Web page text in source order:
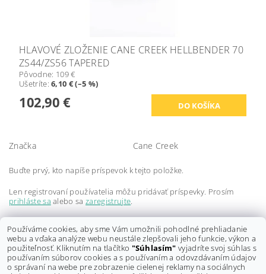
HLAVOVÉ ZLOŽENIE CANE CREEK HELLBENDER 70
ZS44/ZS56 TAPERED
Pôvodne: 109 €
Ušetríte:6,10 € (–5 %)
102,90 €
Značka Cane Creek
Buďte prvý, kto napíše príspevok k tejto položke.
Len registrovaní používatelia môžu pridávať príspevky. Prosím
prihláste sa alebo sazaregistrujte.
Len registrovaní používatelia môžu pridávať hodnotenie. Prosím
prihláste saalebo sazaregistrujte
Používáme cookies, aby sme Vám umožnili pohodlné prehliadanie
webu a vďaka analýze webu neustále zlepšovali jeho funkcie, výkon a
použiteľnosť. Kliknutím na tlačítko "Súhlasím" vyjadríte svoj súhlas s
používaním súborov cookies a s používaním a odovzdávaním údajov
o správaní na webe pre zobrazenie cielenej reklamy na sociálnych